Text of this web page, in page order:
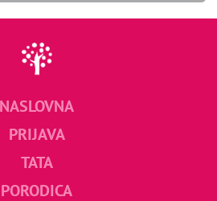
NASLOVNA
PRIJAVA
TATA
PORODICA